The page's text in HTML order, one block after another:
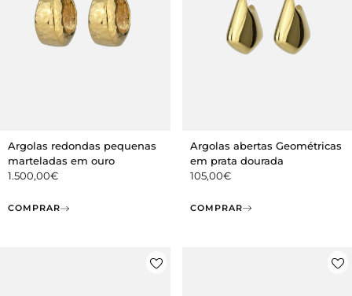
Argolas redondas pequenas
marteladas em ouro
1.500,00€
COMPRAR
Argolas abertas Geométricas
em prata dourada
105,00€
COMPRAR